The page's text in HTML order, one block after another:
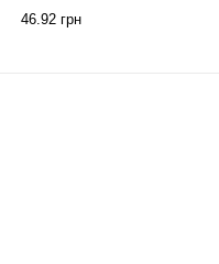
46.92 грн